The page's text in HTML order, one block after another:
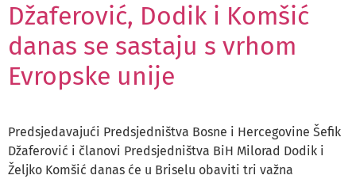
Džaferović, Dodik i Komšić
danas se sastaju s vrhom
Evropske unije
Predsjedavajući Predsjedništva Bosne i Hercegovine Šefik
Džaferović i članovi Predsjedništva BiH Milorad Dodik i
Željko Komšić danas će u Briselu obaviti tri važna